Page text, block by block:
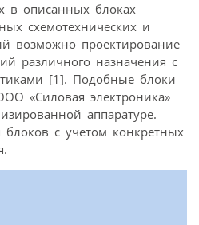
в описанных блоках
схемотехнических и
возможно проектирование
различного назначения с
[1]. Подобные блоки
«Силовая электроника»
аппаратуре.
с учетом конкретных